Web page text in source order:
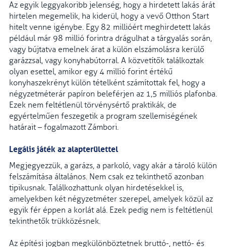
Az egyik leggyakoribb jelenség, hogy a hirdetett lakás árát
hirtelen megemelik, ha kiderül, hogy a vevő Otthon Start
hitelt venne igénybe. Egy 82 millióért meghirdetett lakás
például már 98 millió forintra drágulhat a tárgyalás során,
vagy bújtatva emelnek árat a külön elszámolásra kerülő
garázzsal, vagy konyhabútorral. A közvetítők találkoztak
olyan esettel, amikor egy 4 millió forint értékű
konyhaszekrényt külön tételként számítottak fel, hogy a
négyzetméterár papíron beleférjen az 1,5 milliós plafonba.
Ezek nem feltétlenül törvénysértő praktikák, de
egyértelműen feszegetik a program szellemiségének
határait – fogalmazott Zámbori.
Legális játék az alapterülettel
Megjegyezzük, a garázs, a parkoló, vagy akár a tároló külön
felszámítása általános. Nem csak ez tekinthető azonban
tipikusnak. Találkozhattunk olyan hirdetésekkel is,
amelyekben két négyzetméter szerepel, amelyek közül az
egyik fér éppen a korlát alá. Ezek pedig nem is feltétlenül
tekinthetők trükközésnek.
Az építési jogban megkülönböztetnek bruttó-, nettó- és